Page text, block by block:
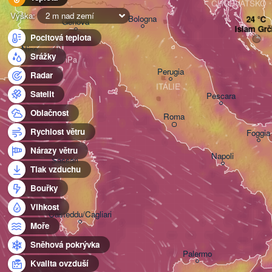
Výška:
2 m nad zemí
Pocitová teplota
Srážky
Radar
Satelit
Oblačnost
Rychlost větru
Nárazy větru
Tlak vzduchu
Bouřky
Vlhkost
Moře
Sněhová pokrývka
Kvalita ovzduší
Genova
Nice
Sassari
Casteddu/Cagliari
Roma
Pescara
Perugia
Foggia
Bologna
ITÁLIE
CHORVATSKO
Palermo
Napoli
Islam
N